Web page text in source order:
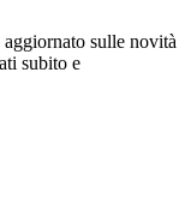
sulle novità
subito e